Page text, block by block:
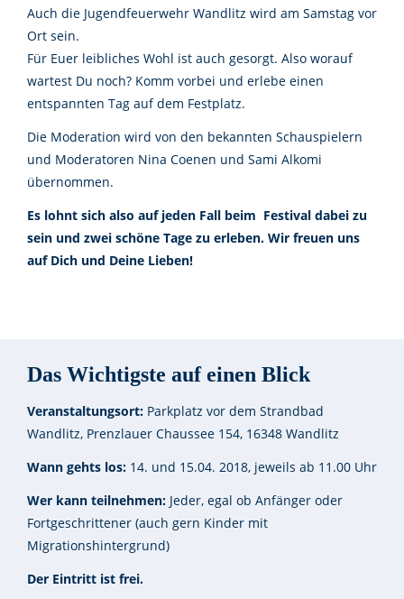
Auch die Jugendfeuerwehr Wandlitz wird am Samstag vor
Ort sein.
Für Euer leibliches Wohl ist auch gesorgt. Also worauf
wartest Du noch? Komm vorbei und erlebe einen
entspannten Tag auf dem Festplatz.
Die Moderation wird von den bekannten Schauspielern
und Moderatoren Nina Coenen und Sami Alkomi
übernommen.
Es lohnt sich also auf jeden Fall beim Festival dabei zu
sein und zwei schöne Tage zu erleben. Wir freuen uns
auf Dich und Deine Lieben!
Das Wichtigste auf einen Blick
Veranstaltungsort: Parkplatz vor dem Strandbad
Wandlitz, Prenzlauer Chaussee 154, 16348 Wandlitz
Wann gehts los: 14. und 15.04. 2018, jeweils ab 11.00 Uhr
Wer kann teilnehmen: Jeder, egal ob Anfänger oder
Fortgeschrittener (auch gern Kinder mit
Migrationshintergrund)
Der Eintritt ist frei.